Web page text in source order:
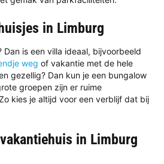
in Limburg
Dan is een villa ideaal, bijvoorbeeld
weg of vakantie met de hele
gezellig? Dan kun je een bungalow
groepen zijn er ruime
kies je altijd voor een verblijf dat bij
in Limburg